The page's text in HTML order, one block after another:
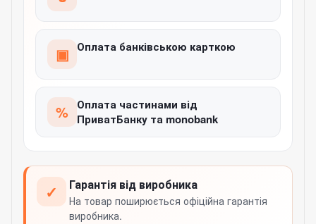
▣ Оплата банківською карткою
% Оплата частинами від
ПриватБанку та monobank
✓ Гарантія від виробника
На товар поширюється офіційна гарантія
виробника.